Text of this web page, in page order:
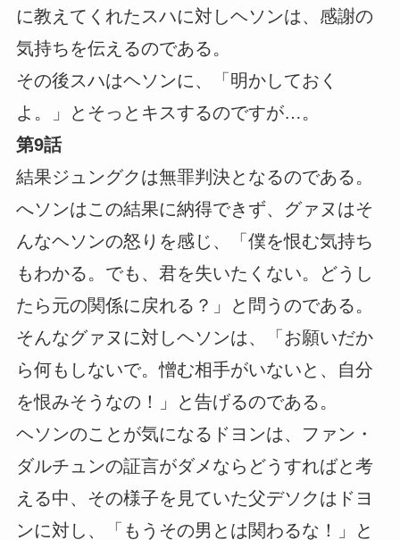
に教えてくれたスハに対しヘソンは、感謝の
気持ちを伝えるのである。
その後スハはヘソンに、「明かしておく
よ。」とそっとキスするのですが…。
第9話
結果ジュングクは無罪判決となるのである。
へソンはこの結果に納得できず、グァヌはそ
んなヘソンの怒りを感じ、「僕を恨む気持ち
もわかる。でも、君を失いたくない。どうし
たら元の関係に戻れる？」と問うのである。
そんなグァヌに対しヘソンは、「お願いだか
ら何もしないで。憎む相手がいないと、自分
を恨みそうなの！」と告げるのである。
ヘソンのことが気になるドヨンは、ファン・
ダルチュンの証言がダメならどうすればと考
える中、その様子を見ていた父デソクはドヨ
ンに対し、「もうその男とは関わるな！」と